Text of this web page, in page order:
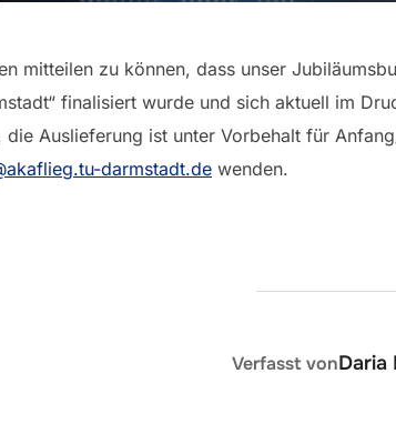
mitteilen zu können, dass unser
finalisiert wurde und sich aktuell im
die Auslieferung ist unter Vorbehalt für
darmstadt.de wenden.
Verfasst vonDaria